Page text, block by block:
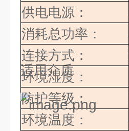
供电电源：
消耗总功率：
连接方式：
环境湿度：
防护等级：
环境温度：
适用介质